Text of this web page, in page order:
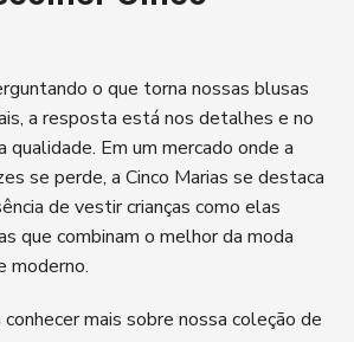
o que torna nossas blusas
a resposta está nos detalhes e no
qualidade. Em um mercado onde a
se perde, a Cinco Marias se destaca
de vestir crianças como elas
que combinam o melhor da moda
moderno.
mais sobre nossa coleção de